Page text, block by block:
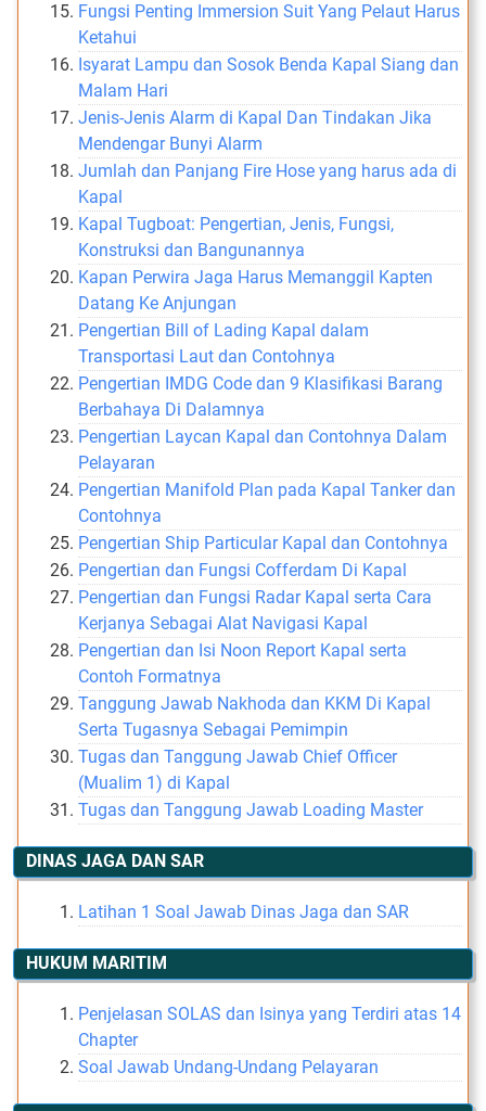
Fungsi Penting Immersion Suit Yang Pelaut Harus
Ketahui
Isyarat Lampu dan Sosok Benda Kapal Siang dan
Malam Hari
Jenis-Jenis Alarm di Kapal Dan Tindakan Jika
Mendengar Bunyi Alarm
Jumlah dan Panjang Fire Hose yang harus ada di
Kapal
Kapal Tugboat: Pengertian, Jenis, Fungsi,
Konstruksi dan Bangunannya
Kapan Perwira Jaga Harus Memanggil Kapten
Datang Ke Anjungan
Pengertian Bill of Lading Kapal dalam
Transportasi Laut dan Contohnya
Pengertian IMDG Code dan 9 Klasifikasi Barang
Berbahaya Di Dalamnya
Pengertian Laycan Kapal dan Contohnya Dalam
Pelayaran
Pengertian Manifold Plan pada Kapal Tanker dan
Contohnya
Pengertian Ship Particular Kapal dan Contohnya
Pengertian dan Fungsi Cofferdam Di Kapal
Pengertian dan Fungsi Radar Kapal serta Cara
Kerjanya Sebagai Alat Navigasi Kapal
Pengertian dan Isi Noon Report Kapal serta
Contoh Formatnya
Tanggung Jawab Nakhoda dan KKM Di Kapal
Serta Tugasnya Sebagai Pemimpin
Tugas dan Tanggung Jawab Chief Officer
(Mualim 1) di Kapal
Tugas dan Tanggung Jawab Loading Master
DINAS JAGA DAN SAR
Latihan 1 Soal Jawab Dinas Jaga dan SAR
HUKUM MARITIM
Penjelasan SOLAS dan Isinya yang Terdiri atas 14
Chapter
Soal Jawab Undang-Undang Pelayaran